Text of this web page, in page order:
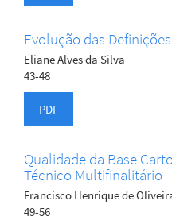
Evolução das
Eliane Alves da Silva
43-48
PDF
Qualidade da Base
Técnico Multifinalitário
Francisco Henrique de
49-56